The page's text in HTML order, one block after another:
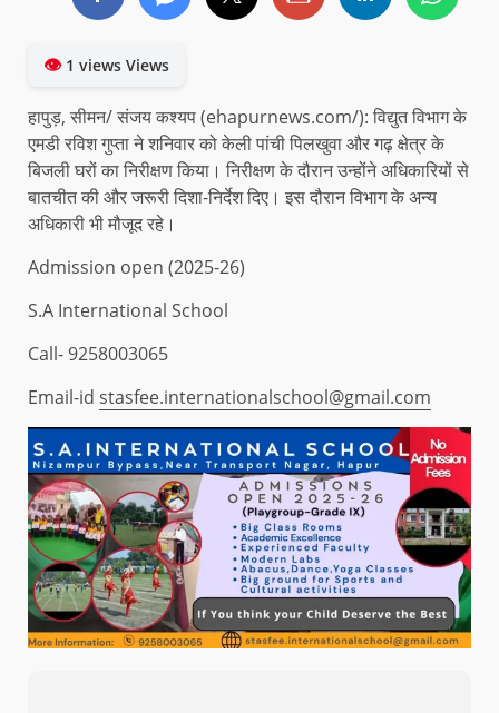
👁1 views Views
हापुड़, सीमन/ संजय कश्यप (ehapurnews.com/): विद्युत विभाग के
एमडी रविश गुप्ता ने शनिवार को केली पांची पिलखुवा और गढ़ क्षेत्र के
बिजली घरों का निरीक्षण किया। निरीक्षण के दौरान उन्होंने अधिकारियों से
बातचीत की और जरूरी दिशा-निर्देश दिए। इस दौरान विभाग के अन्य
अधिकारी भी मौजूद रहे।
Admission open (2025-26)
S.A International School
Call- 9258003065
Email-id stasfee.internationalschool@gmail.com